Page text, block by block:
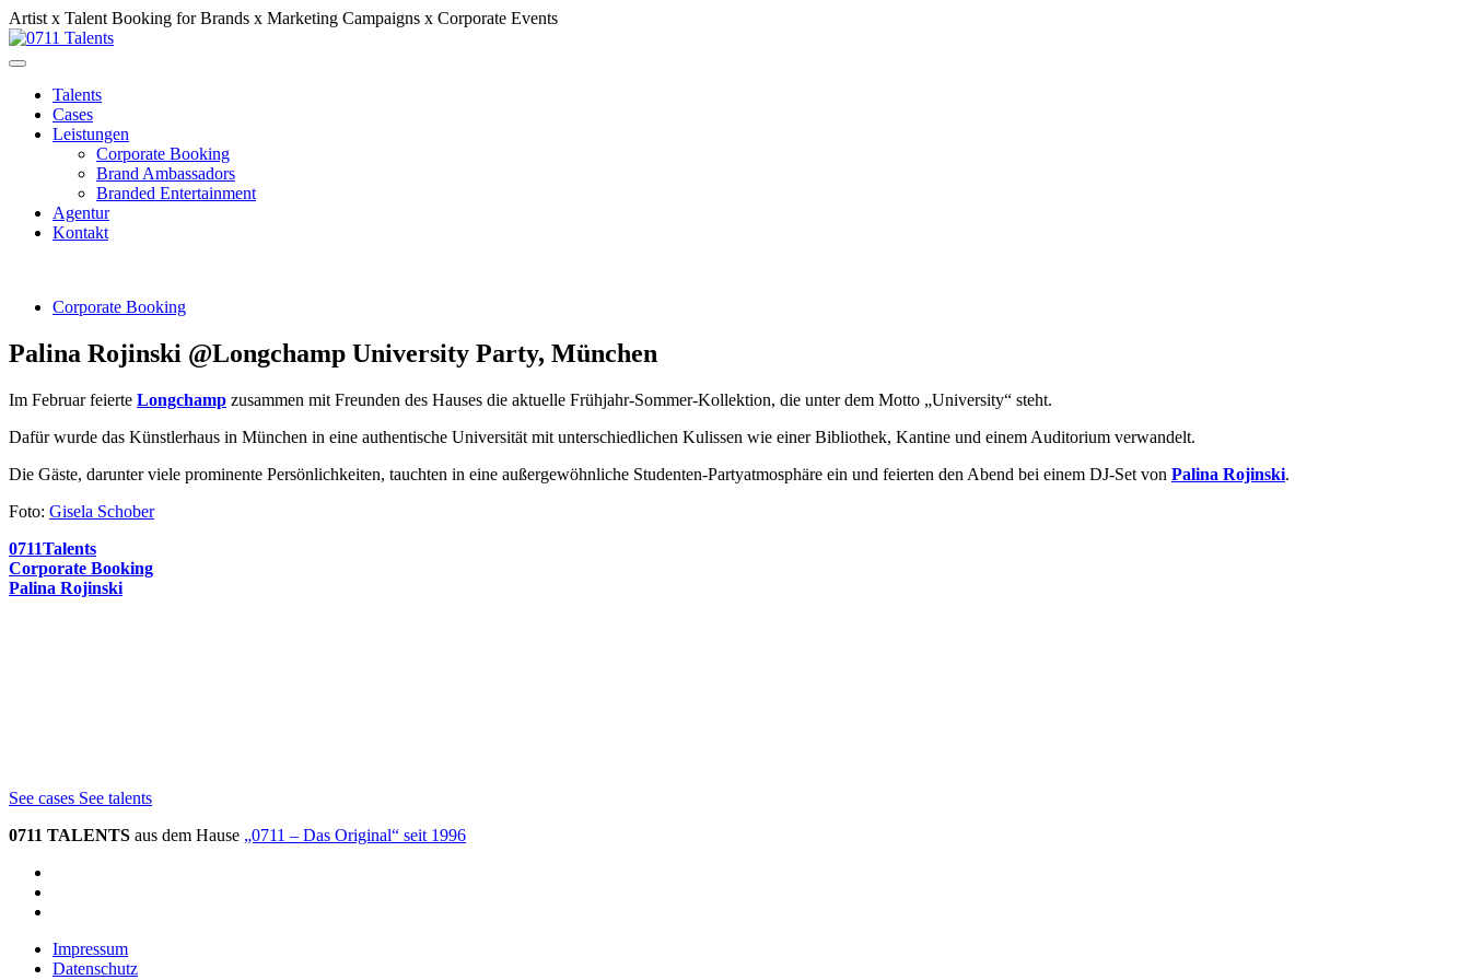
Artist x Talent Booking for Brands x Marketing Campaigns x Corporate Events
Talents
Cases
Leistungen
Corporate Booking
Brand Ambassadors
Branded Entertainment
Agentur
Kontakt
Corporate Booking
Palina Rojinski @Longchamp University Party, München
Im Februar feierte Longchamp zusammen mit Freunden des Hauses die aktuelle Frühjahr-Sommer-Kollektion, die unter dem Motto „University“ steht.
Dafür wurde das Künstlerhaus in München in eine authentische Universität mit unterschiedlichen Kulissen wie einer Bibliothek, Kantine und einem Auditorium verwandelt.
Die Gäste, darunter viele prominente Persönlichkeiten, tauchten in eine außergewöhnliche Studenten-Partyatmosphäre ein und feierten den Abend bei einem DJ-Set von Palina Rojinski.
Foto: Gisela Schober
0711Talents
Corporate Booking
Palina Rojinski
See cases See talents
0711 TALENTS aus dem Hause „0711 – Das Original“ seit 1996
Impressum
Datenschutz